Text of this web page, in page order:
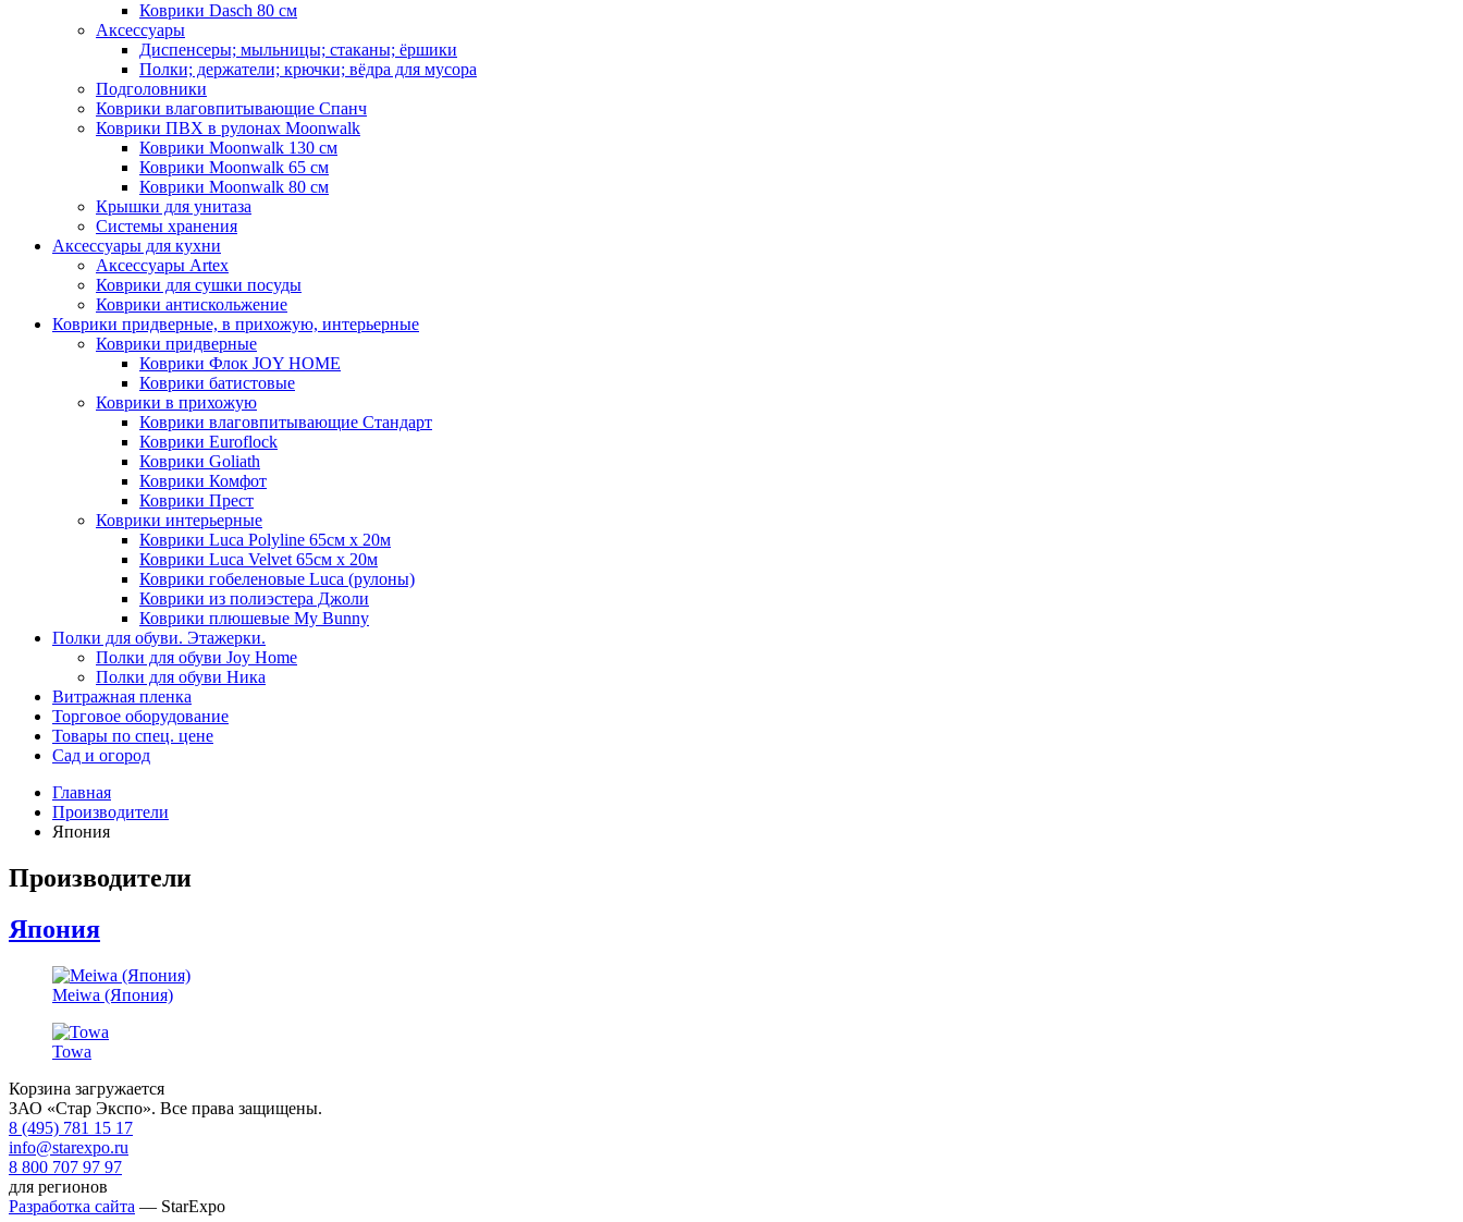
Коврики Dasch 80 см
Аксессуары
Диспенсеры; мыльницы; стаканы; ёршики
Полки; держатели; крючки; вёдра для мусора
Подголовники
Коврики влаговпитывающие Спанч
Коврики ПВХ в рулонах Moonwalk
Коврики Moonwalk 130 см
Коврики Moonwalk 65 см
Коврики Moonwalk 80 см
Крышки для унитаза
Системы хранения
Аксессуары для кухни
Аксессуары Artex
Коврики для сушки посуды
Коврики антискольжение
Коврики придверные, в прихожую, интерьерные
Коврики придверные
Коврики Флок JOY HOME
Коврики батистовые
Коврики в прихожую
Коврики влаговпитывающие Стандарт
Коврики Euroflock
Коврики Goliath
Коврики Комфот
Коврики Прест
Коврики интерьерные
Коврики Luca Polyline 65см х 20м
Коврики Luca Velvet 65см х 20м
Коврики гобеленовые Luca (рулоны)
Коврики из полиэстера Джоли
Коврики плюшевые My Bunny
Полки для обуви. Этажерки.
Полки для обуви Joy Home
Полки для обуви Ника
Витражная пленка
Торговое оборудование
Товары по спец. цене
Сад и огород
Главная
Производители
Япония
Производители
Япония
Meiwa (Япония)
Towa
Корзина загружается
ЗАО «Стар Экспо». Все права защищены.
8 (495) 781 15 17
info@starexpo.ru
8 800 707 97 97
для регионов
Разработка сайта — StarExpo